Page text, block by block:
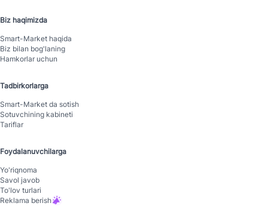
Biz haqimizda
Smart-Mаrket haqida
Biz bilan bog'laning
Hamkorlar uchun
Tadbirkorlarga
Smart-Mаrket da sotish
Sotuvchining kabineti
Tariflar
Foydalanuvchilarga
Yo'riqnoma
Savol javob
To'lov turlari
Reklama berish